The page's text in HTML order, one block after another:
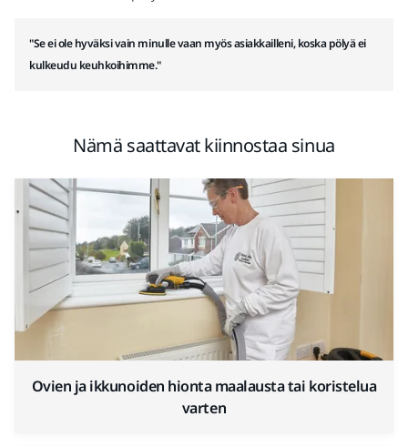
"Se ei ole hyväksi vain minulle vaan myös asiakkailleni, koska pölyä ei
kulkeudu keuhkoihimme."
Nämä saattavat kiinnostaa sinua
Ovien ja ikkunoiden hionta maalausta tai koristelua
varten